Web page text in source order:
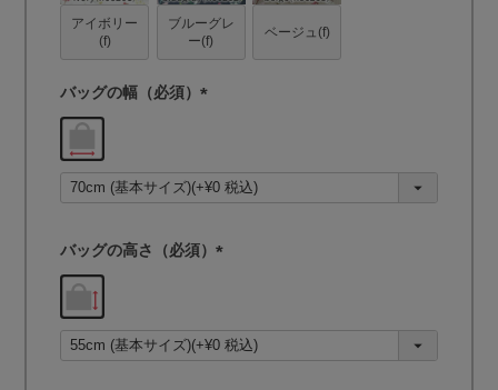
アイボリー
(f)
ブルーグレ
ー(f)
ベージュ(f)
バッグの幅（必須）
須
)
バッグの高さ（必須）
須
)